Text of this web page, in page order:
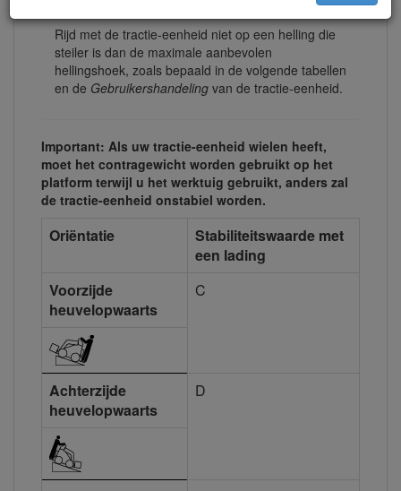
Rijd met de tractie-eenheid niet op een helling die
steiler is dan de maximale aanbevolen
hellingshoek, zoals bepaald in de volgende tabellen
en de Gebruikershandeling van de tractie-eenheid.
Important: Als uw tractie-eenheid wielen heeft,
moet het contragewicht worden gebruikt op het
platform terwijl u het werktuig gebruikt, anders zal
de tractie-eenheid onstabiel worden.
Oriëntatie
Stabiliteitswaarde met
een lading
Voorzijde
heuvelopwaarts
C
Achterzijde
heuvelopwaarts
D